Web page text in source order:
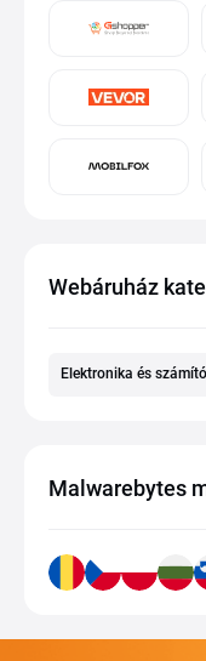
Webáruház
Elektronika és
Malwarebytes